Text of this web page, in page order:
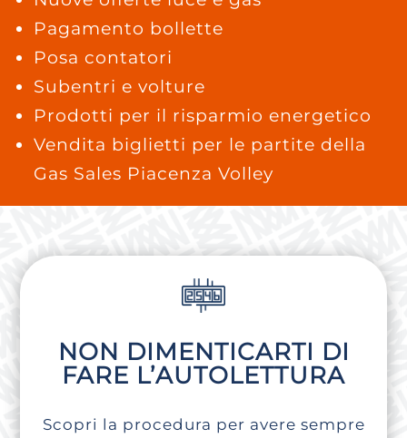
Pagamento bollette
Posa contatori
Subentri e volture
Prodotti per il risparmio energetico
Vendita biglietti per le partite della
Gas Sales Piacenza Volley
NON DIMENTICARTI DI
FARE L’AUTOLETTURA
Scopri la procedura per avere sempre